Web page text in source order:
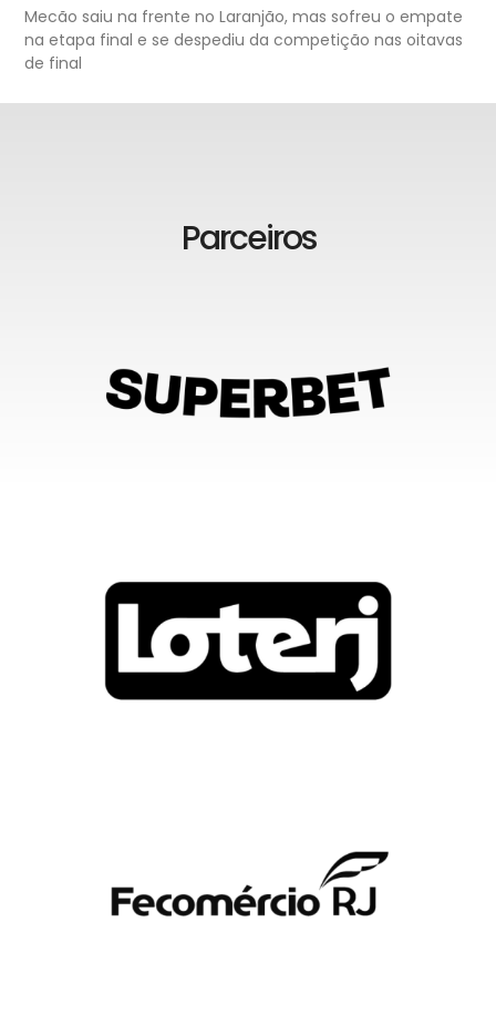
Mecão saiu na frente no Laranjão, mas sofreu o empate
na etapa final e se despediu da competição nas oitavas
de final
Parceiros